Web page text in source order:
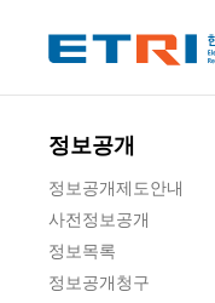
정보공개
정보공개제도안내
사전정보공개
정보목록
정보공개청구